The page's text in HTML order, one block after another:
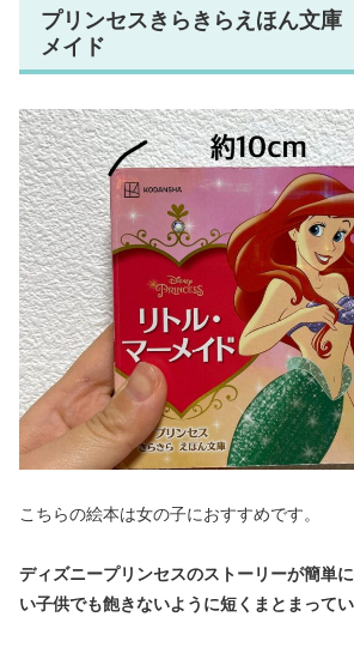
プリンセスきらきらえほん文
メイド
こちらの絵本は女の子におすすめです。
ディズニープリンセスのストーリーが簡単
い子供でも飽きないように短くまとまってい